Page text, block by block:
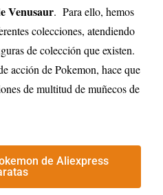
Venusaur. Para ello, hemos
colecciones, atendiendo
de colección que existen.
acción de Pokemon, hace que
de multitud de muñecos de
de Aliexpress